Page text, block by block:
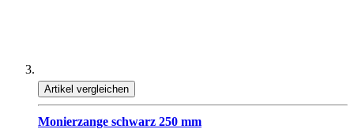
Artikel vergleichen
Monierzange schwarz 250 mm